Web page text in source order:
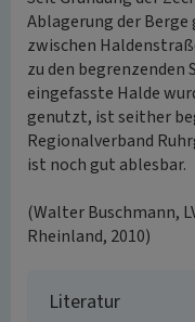
Ablagerung der
zwischen
zu den
eingefasste Halde
genutzt, ist seither
Regionalverband
ist noch gut ablesbar.
(Walter Buschmann,
Rheinland, 2010)
Literatur